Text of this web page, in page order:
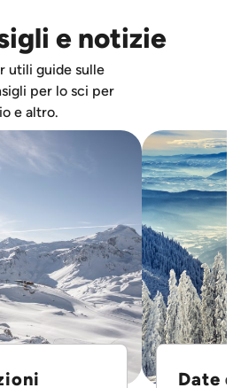
e notizie
utili guide sulle
per lo sci per
e altro.
Date